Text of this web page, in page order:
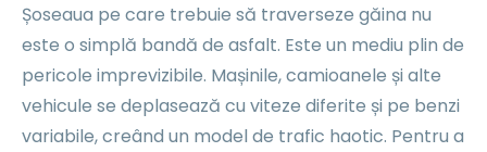
Șoseaua pe care trebuie să traverseze găina nu
este o simplă bandă de asfalt. Este un mediu plin de
pericole imprevizibile. Mașinile, camioanele și alte
vehicule se deplasează cu viteze diferite și pe benzi
variabile, creând un model de trafic haotic. Pentru a